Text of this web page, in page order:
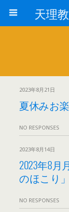
2023年8月21日
夏休みお
NO RESPONSES
2023年8月14日
2023年8月
のほこり」
NO RESPONSES